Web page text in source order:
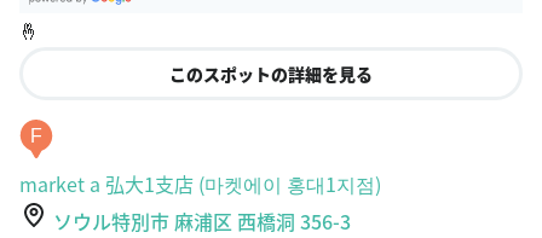
oogle Plac
🤞
このスポットの詳細を見る
F
market a 弘大1支店 (마켓에이 홍대1지점)
ソウル特別市 麻浦区 西橋洞 356-3